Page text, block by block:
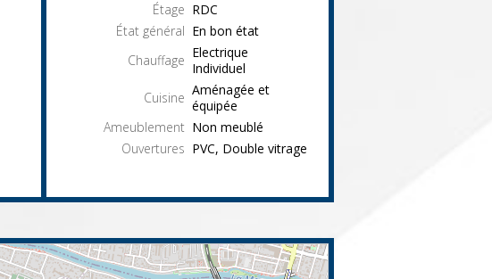
Étage RDC
État général En bon état
Chauffage Electrique
Individuel
Cuisine Aménagée et
équipée
Ameublement Non meublé
Ouvertures PVC, Double vitrage